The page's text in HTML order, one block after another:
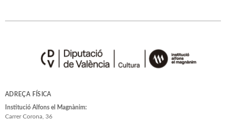
ADREÇA FÍSICA
Institució Alfons el Magnànim:
Carrer Corona, 36